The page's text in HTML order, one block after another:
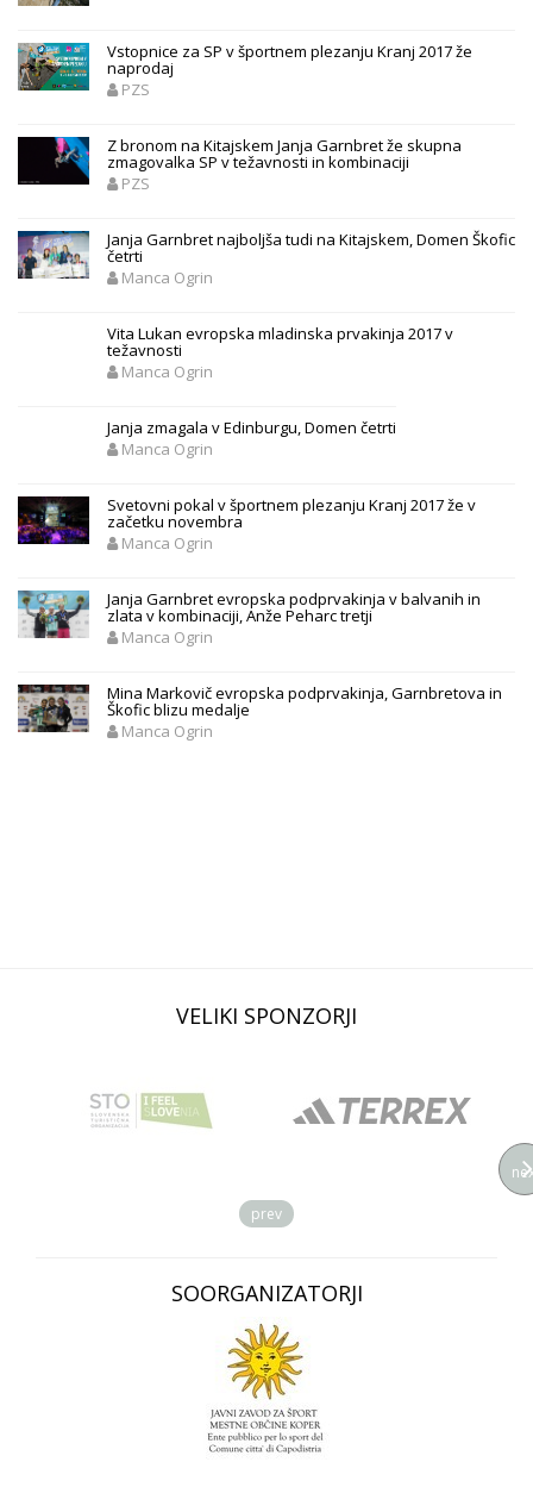
Vstopnice za SP v športnem plezanju Kranj 2017 že
naprodaj
PZS
Z bronom na Kitajskem Janja Garnbret že skupna
zmagovalka SP v težavnosti in kombinaciji
PZS
Janja Garnbret najboljša tudi na Kitajskem, Domen Škofic
četrti
Manca Ogrin
Vita Lukan evropska mladinska prvakinja 2017 v
težavnosti
Manca Ogrin
Janja zmagala v Edinburgu, Domen četrti
Manca Ogrin
Svetovni pokal v športnem plezanju Kranj 2017 že v
začetku novembra
Manca Ogrin
Janja Garnbret evropska podprvakinja v balvanih in
zlata v kombinaciji, Anže Peharc tretji
Manca Ogrin
Mina Markovič evropska podprvakinja, Garnbretova in
Škofic blizu medalje
Manca Ogrin
VELIKI SPONZORJI
prev
SOORGANIZATORJI